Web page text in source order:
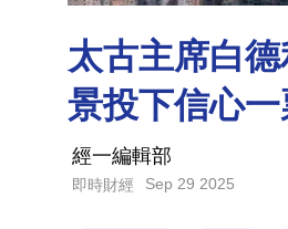
太古主席白
景投下信心一
經一編輯部
即時財經 Sep 29 2025